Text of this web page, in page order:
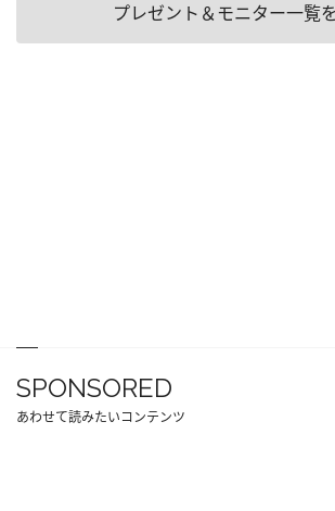
プレゼント＆モニター一覧
SPONSORED
あわせて読みたいコンテンツ